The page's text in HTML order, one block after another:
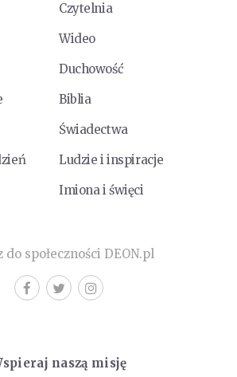
Czytelnia
Wideo
Duchowość
Biblia
Świadectwa
Ludzie i inspiracje
Imiona i święci
do społeczności DEON.pl
naszą misję